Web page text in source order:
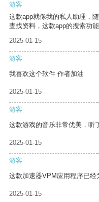
游客
这款app就像我的私人助理，
查找资料，这款app的搜索功
2025-01-15
游客
我喜欢这个软件 作者加油
2025-01-15
游客
这款游戏的音乐非常优美，听
2025-01-15
游客
这款加速器VPM应用程序已经
2025-01-15